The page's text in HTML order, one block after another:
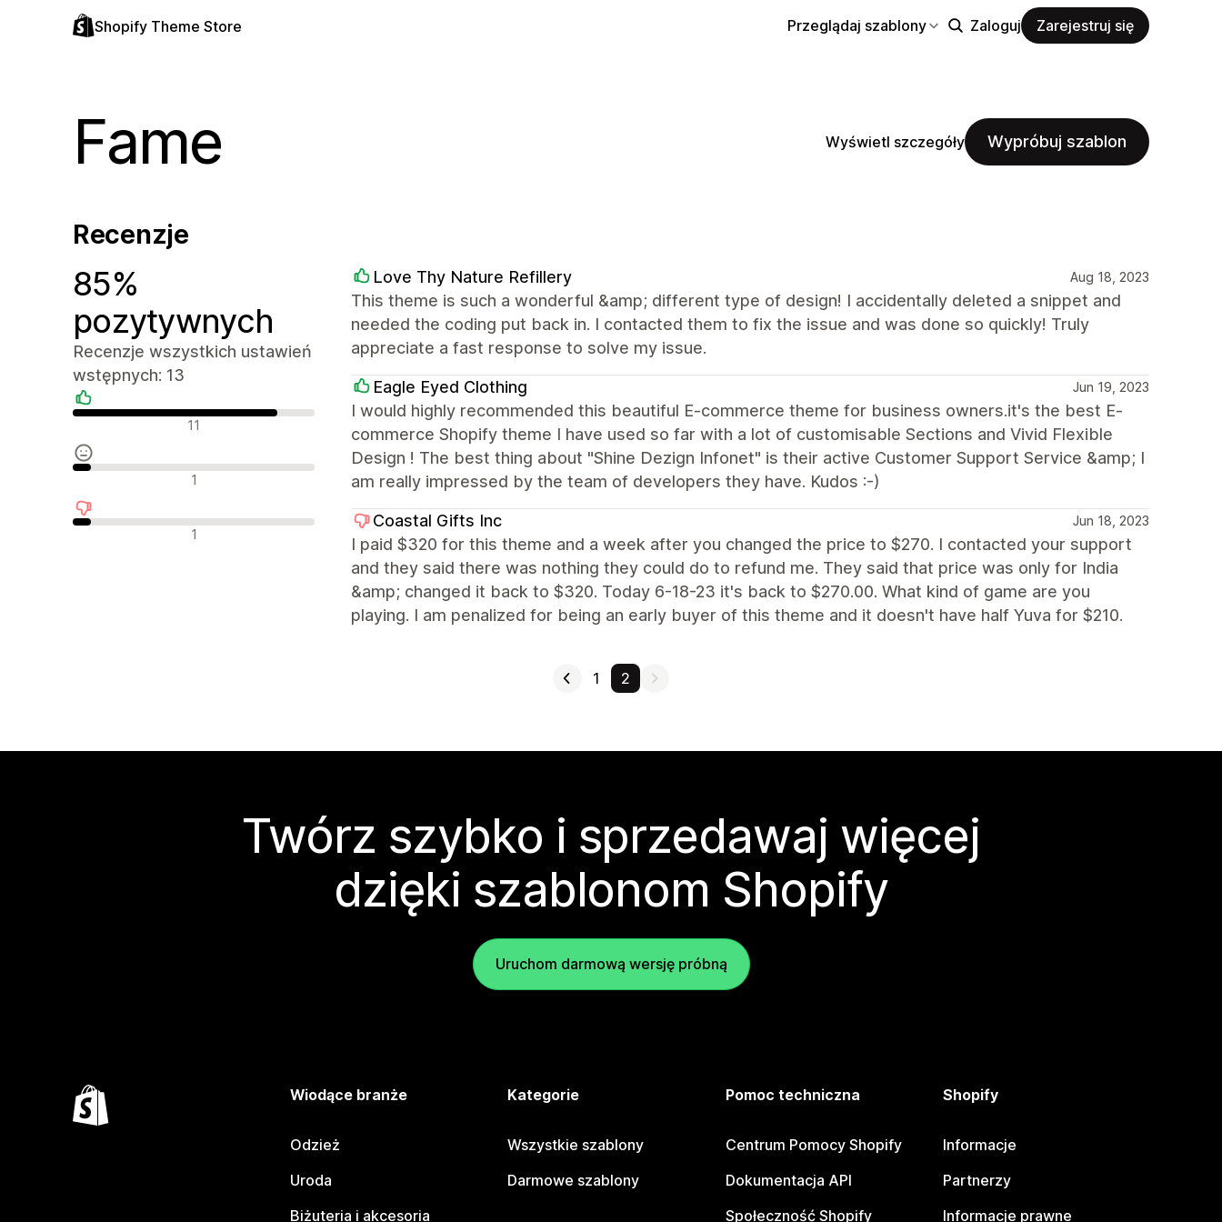
Shopify Theme Store Przeglądaj szablony Zaloguj Zarejestruj się
Fame Wyświetl szczegóły Wypróbuj szablon
Recenzje
85%
pozytywnych
Recenzje wszystkich ustawień
wstępnych: 13
Pozytywne recenzje
11
Neutralne recenzje
1
Negatywne recenzje
1
Love Thy Nature Refillery Aug 18, 2023
This theme is such a wonderful &amp; different type of design! I accidentally deleted a snippet and
needed the coding put back in. I contacted them to fix the issue and was done so quickly! Truly
appreciate a fast response to solve my issue.
Eagle Eyed Clothing Jun 19, 2023
I would highly recommended this beautiful E-commerce theme for business owners.it's the best E-
commerce Shopify theme I have used so far with a lot of customisable Sections and Vivid Flexible
Design ! The best thing about "Shine Dezign Infonet" is their active Customer Support Service &amp; I
am really impressed by the team of developers they have. Kudos :-)
Coastal Gifts Inc Jun 18, 2023
I paid $320 for this theme and a week after you changed the price to $270. I contacted your support
and they said there was nothing they could do to refund me. They said that price was only for India
&amp; changed it back to $320. Today 6-18-23 it's back to $270.00. What kind of game are you
playing. I am penalized for being an early buyer of this theme and it doesn't have half Yuva for $210.
1 2
Twórz szybko i sprzedawaj więcej
dzięki szablonom Shopify
Uruchom darmową wersję próbną
Wiodące branże
Odzież
Uroda
Biżuteria i akcesoria
Kategorie
Wszystkie szablony
Darmowe szablony
Pomoc techniczna
Centrum Pomocy Shopify
Dokumentacja API
Społeczność Shopify
Shopify
Informacje
Partnerzy
Informacje prawne